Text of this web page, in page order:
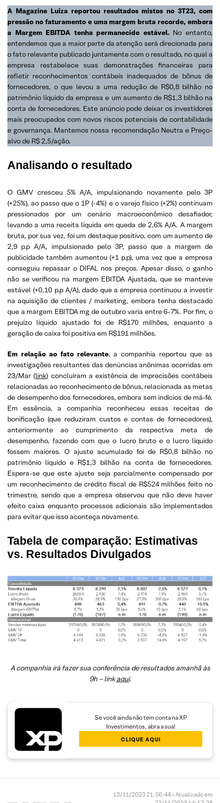
A Magazine Luiza reportou resultados mistos no 3T23, com
pressão no faturamento e uma margem bruta recorde, embora
a Margem EBITDA tenha permanecido estável.No entanto,
entendemos que a maior parte da atenção será direcionada para
o fato relevante publicado juntamente com o resultado, no qual a
empresa restabelece suas demonstrações financeiras para
refletir reconhecimentos contábeis inadequados de bônus de
fornecedores, o que levou a uma redução de R$0,8 bilhão no
patrimônio líquido da empresa e um aumento de R$1,3 bilhão na
conta de fornecedores. Este anúncio pode deixar os investidores
mais preocupados com novos riscos potenciais de contabilidade
e governança. Mantemos nossa recomendação Neutra e Preço-
alvo de R$ 2,5/ação.
Analisando o resultado
O GMV cresceu 5% A/A, impulsionando novamente pelo 3P
(+25%), ao passo que o 1P (-4%) e o varejo físico (+2%) continuam
pressionados por um cenário macroeconômico desafiador,
levando a uma receita líquida em queda de 2,6% A/A. A margem
bruta, por sua vez, foi um destaque positivo, com um aumento de
2,9 p.p A/A, impulsionado pelo 3P, passo que a margem de
publicidade também aumentou (+1 p.p), uma vez que a empresa
conseguiu repassar o DIFAL nos preços. Apesar disso, o ganho
não se verificou na margem EBITDA Ajustada, que se manteve
estável (+0,10 p.p A/A), dado que a empresa continuou a investir
na aquisição de clientes / marketing, embora tenha destacado
que a margem EBITDA mg de outubro varia entre 6-7%. Por fim, o
prejuízo líquido ajustado foi de R$170 milhões, enquanto a
geração de caixa foi positiva em R$191 milhões.
Em relação ao fato relevante, a companhia reportou que as
investigações resultantes das denúncias anônimas ocorridas em
23/Mar (link) concluíram a existência de imprecisões contábeis
relacionadas ao reconhecimento de bônus, relacionada as metas
de desempenho dos fornecedores, embora sem indícios de má-fé.
Em essência, a companhia reconheceu essas receitas de
bonificação (que reduziram custos e contas de fornecedores),
anteriormente ao cumprimento da respectiva meta de
desempenho, fazendo com que o lucro bruto e o lucro líquido
fossem maiores. O ajuste acumulado foi de R$0,8 bilhão no
patrimônio líquido e R$1,3 bilhão na conta de fornecedores.
Espera-se que este ajuste seja parcialmente compensado por
um reconhecimento de crédito fiscal de R$524 milhões feito no
trimestre, sendo que a empresa observou que não deve haver
efeito caixa enquanto processos adicionais são implementados
para evitar que isso aconteça novamente.
Tabela de comparação: Estimativas
vs. Resultados Divulgados
A companhia irá fazer sua conferência de resultados amanhã às
9h – linkaqui.
Se você ainda não tem conta na XP
Investimentos, abra a sua!
CLIQUE AQUI
13/11/2023 21:56:44 • Atualizado em